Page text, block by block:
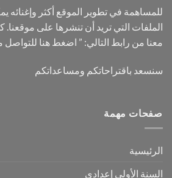
للمساهمة في تطوير الموقع أكثر وإغنائه
الملفات التي تريد أن تنشرها على
معنا من رابط التالي: ” اضغط هنا للتواصل
سنسعد باقتراحاتكم ومساعداتكم
صفحات مهمة
الرئيسية
السنة الأولى إعدادي